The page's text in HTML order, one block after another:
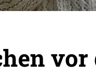
vor